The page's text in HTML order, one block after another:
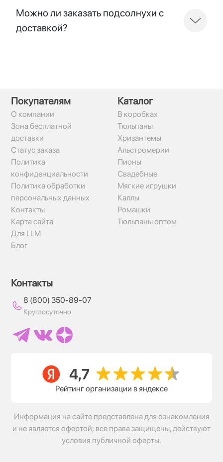
Можно ли заказать подсолнухи с
доставкой?
Покупателям
О компании
Зона бесплатной
доставки
Статус заказа
Политика
конфиденциальности
Политика обработки
персональных данных
Контакты
Карта сайта
Для LLM
Блог
Каталог
В коробках
Тюльпаны
Хризантемы
Альстромерии
Пионы
Свадебные
Мягкие игрушки
Каллы
Ромашки
Тюльпаны оптом
Контакты
8 (800) 350-89-07
Круглосуточно
Рейтинг организации в яндексе
Информация на сайте представлена для ознакомления
и не является офертой; все права защищены, действуют
условия публичной оферты.